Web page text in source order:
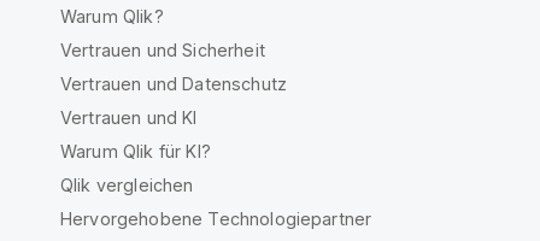
Warum Qlik?
Vertrauen und Sicherheit
Vertrauen und Datenschutz
Vertrauen und KI
Warum Qlik für KI?
Qlik vergleichen
Hervorgehobene Technologiepartner